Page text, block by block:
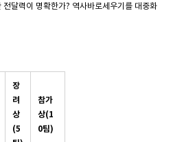
달력이 명확한가? 역사바로세우기를 대중화
장
려
상
(5
참가
상(1
0팀)